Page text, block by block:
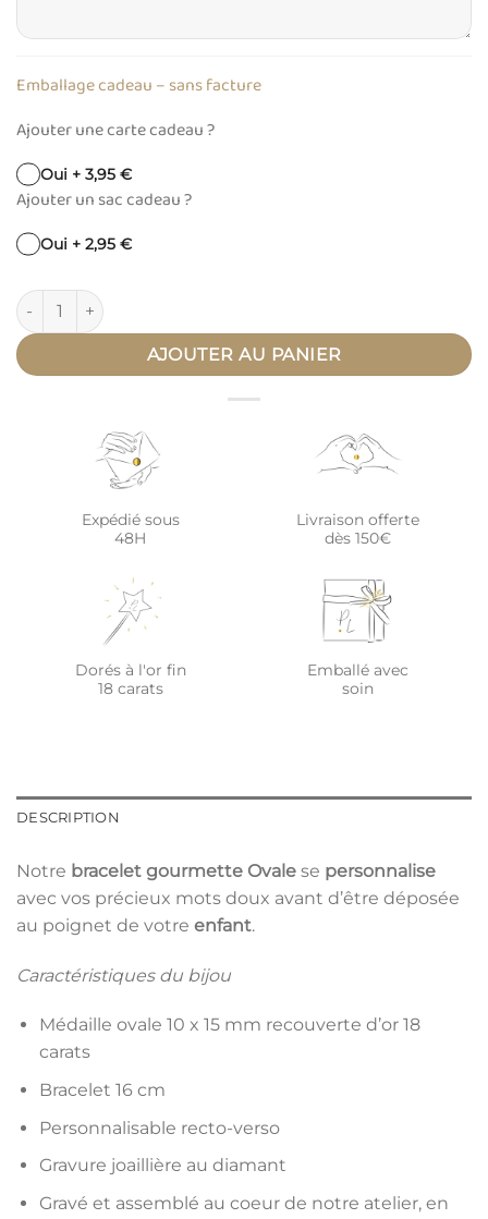
Emballage cadeau – sans facture
Ajouter une carte cadeau ?
Oui + 3,95 €
Ajouter un sac cadeau ?
Oui + 2,95 €
quantité de Gourmette personnalisée enfant or ovale ÉPURE
AJOUTER AU PANIER
Expédié sous
48H
Livraison offerte
dès 150€
Dorés à l'or fin
18 carats
Emballé avec
soin
DESCRIPTION
Notre bracelet gourmette Ovale se personnalise
avec vos précieux mots doux avant d’être déposée
au poignet de votre enfant.
Caractéristiques du bijou
Médaille ovale 10 x 15 mm recouverte d’or 18
carats
Bracelet 16 cm
Personnalisable recto-verso
Gravure joaillière au diamant
Gravé et assemblé au coeur de notre atelier, en